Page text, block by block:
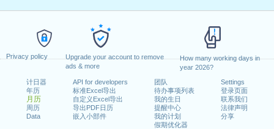
Privacy policy
Upgrade your account to remove
ads & more
How many working days in
year 2026?
计日器
年历
月历
周历
Data
API for developers
标准Excel导出
自定义Excel导出
导出PDF日历
嵌入小部件
团队
待办事项列表
我的生日
提醒中心
我的计划
假期优化器
Settings
登录页面
联系我们
法律声明
分享